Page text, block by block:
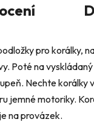
pro korálky,
Poté na
Nechte
jemné motoriky.
na provázek.